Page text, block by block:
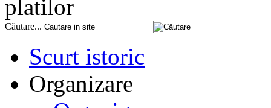
platilor
Căutare...
Scurt istoric
Organizare